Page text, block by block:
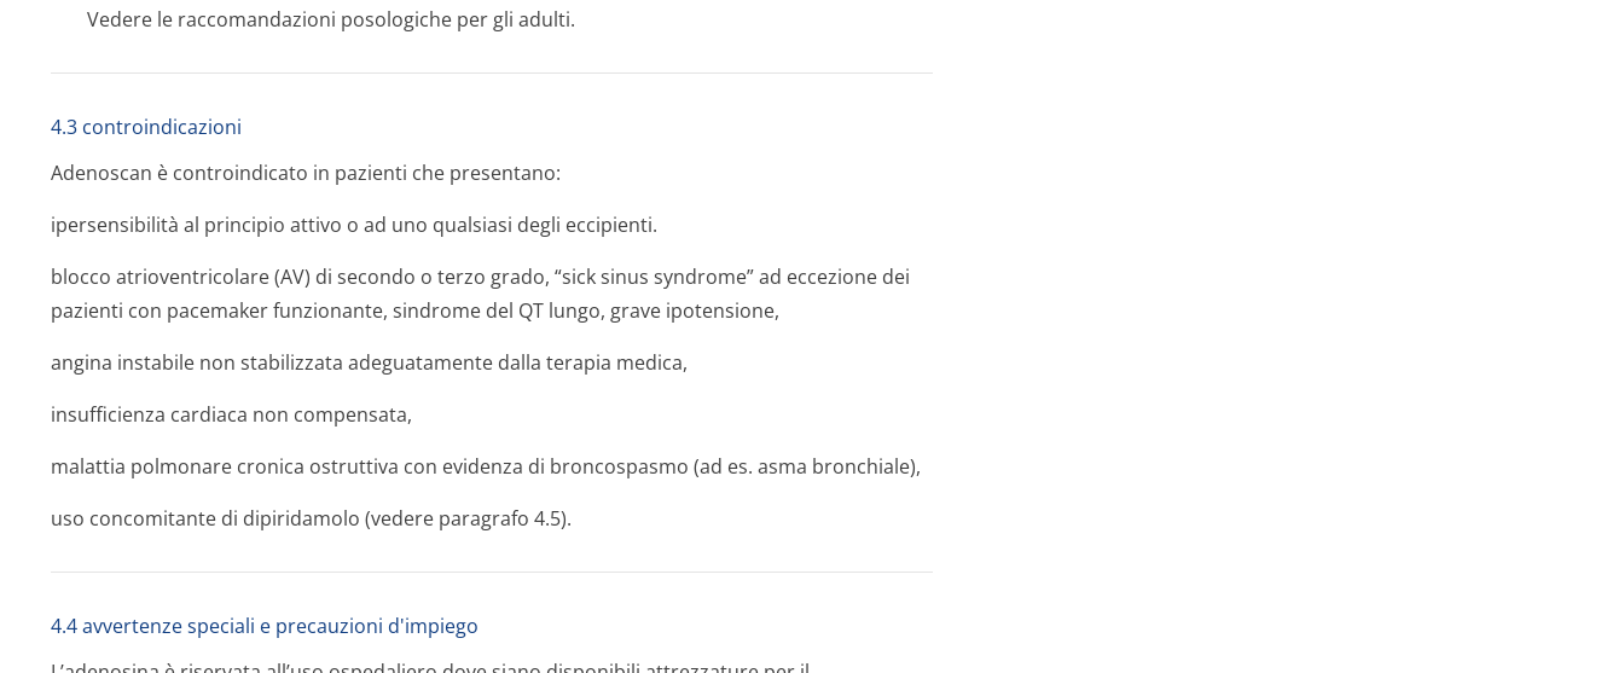
Vedere le raccomandazioni posologiche per gli adulti.
4.3 controindicazioni
Adenoscan è controindicato in pazienti che presentano:
ipersensibilità al principio attivo o ad uno qualsiasi degli eccipienti.
blocco atrioventricolare (AV) di secondo o terzo grado, “sick sinus syndrome” ad eccezione dei
pazienti con pacemaker funzionante, sindrome del QT lungo, grave ipotensione,
angina instabile non stabilizzata adeguatamente dalla terapia medica,
insufficienza cardiaca non compensata,
malattia polmonare cronica ostruttiva con evidenza di broncospasmo (ad es. asma bronchiale),
uso concomitante di dipiridamolo (vedere paragrafo 4.5).
4.4 avvertenze speciali e precauzioni d'impiego